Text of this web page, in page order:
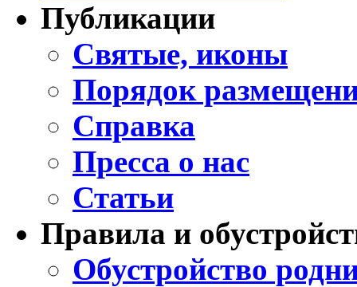
Публикации
Святые, иконы
Порядок
Справка
Пресса о нас
Статьи
Правила и
Обустройство